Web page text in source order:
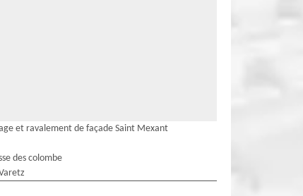
et ravalement de façade Saint Mexant
des colombe